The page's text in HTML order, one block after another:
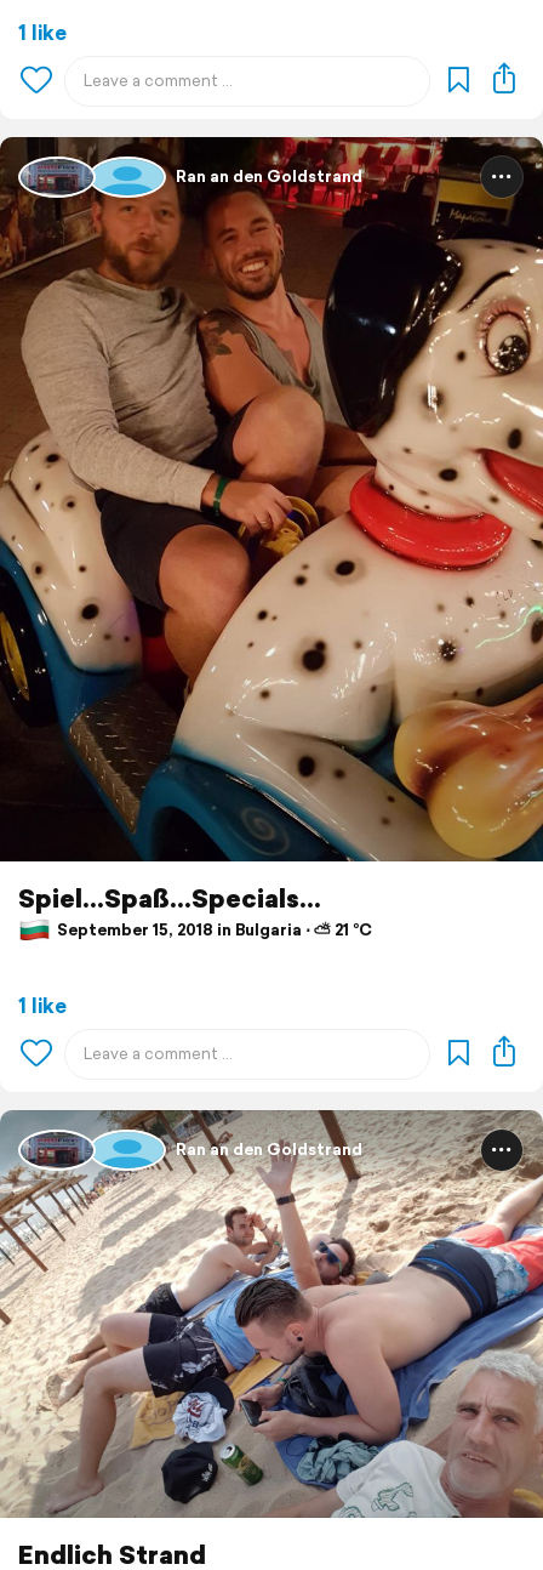
1 like
Ran an den Goldstrand
Spiel...Spaß...Specials...
September 15, 2018 in Bulgaria ⋅ ⛅ 21 °C
1 like
Ran an den Goldstrand
Endlich Strand